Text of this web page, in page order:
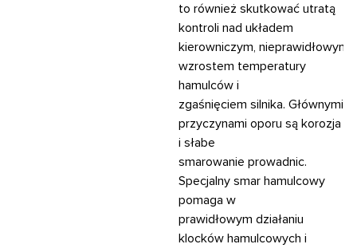
to również skutkować utratą
kontroli nad układem
kierowniczym, nieprawidłowym
wzrostem temperatury
hamulców i
zgaśnięciem silnika. Głównymi
przyczynami oporu są korozja
i słabe
smarowanie prowadnic.
Specjalny smar hamulcowy
pomaga w
prawidłowym działaniu
klocków hamulcowych i